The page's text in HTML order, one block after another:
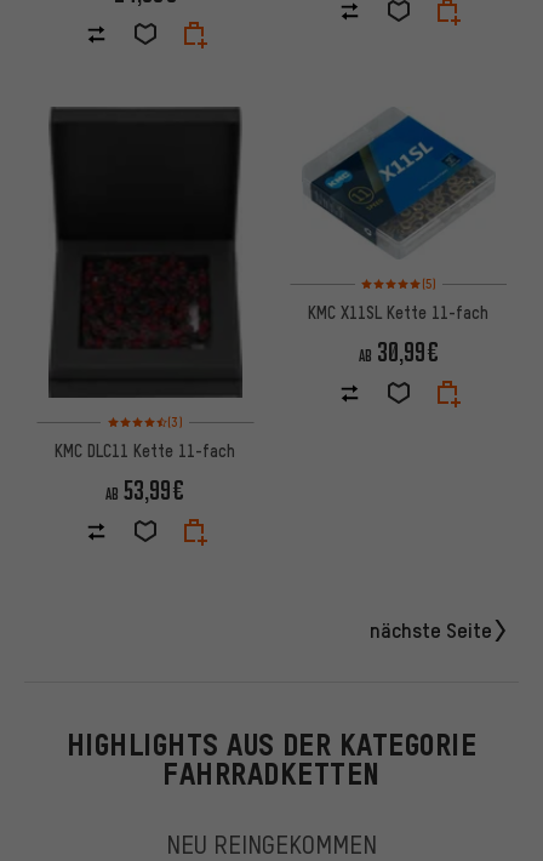
Bewertungen: 4,5 von 5 basierend auf 3 Bewertungen
(3)
KMC DLC11 Kette 11-fach
AB 53,99€
Bewertungen: 5 von 5
(5)
KMC X11SL Kette 11-fach
AB 30,99€
nächste Seite
HIGHLIGHTS AUS DER KATEGORIE
FAHRRADKETTEN
NEU REINGEKOMMEN